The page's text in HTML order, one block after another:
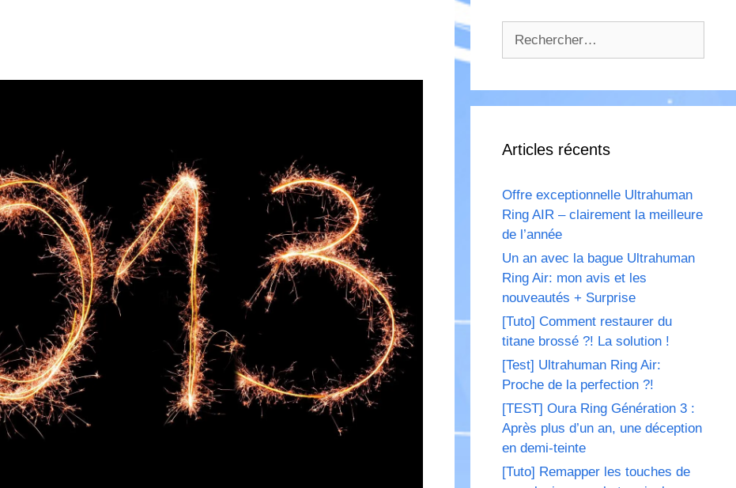
Articles récents
Offre exceptionnelle Ultrahuman
Ring AIR – clairement la meilleure
de l’année
Un an avec la bague Ultrahuman
Ring Air: mon avis et les
nouveautés + Surprise
[Tuto] Comment restaurer du
titane brossé ?! La solution !
[Test] Ultrahuman Ring Air:
Proche de la perfection ?!
[TEST] Oura Ring Génération 3 :
Après plus d’un an, une déception
en demi-teinte
[Tuto] Remapper les touches de